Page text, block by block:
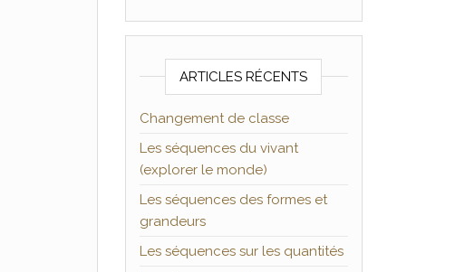
ARTICLES RÉCENTS
Changement de classe
Les séquences du vivant
(explorer le monde)
Les séquences des formes et
grandeurs
Les séquences sur les quantités